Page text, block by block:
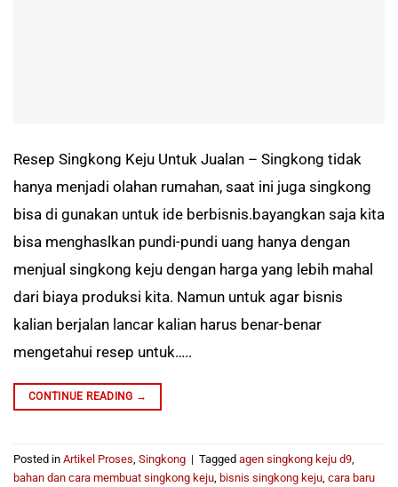
Resep Singkong Keju Untuk Jualan – Singkong tidak
hanya menjadi olahan rumahan, saat ini juga singkong
bisa di gunakan untuk ide berbisnis.bayangkan saja kita
bisa menghaslkan pundi-pundi uang hanya dengan
menjual singkong keju dengan harga yang lebih mahal
dari biaya produksi kita. Namun untuk agar bisnis
kalian berjalan lancar kalian harus benar-benar
mengetahui resep untuk…..
CONTINUE READING →
Posted in Artikel Proses, Singkong | Tagged agen singkong keju d9,
bahan dan cara membuat singkong keju, bisnis singkong keju, cara baru